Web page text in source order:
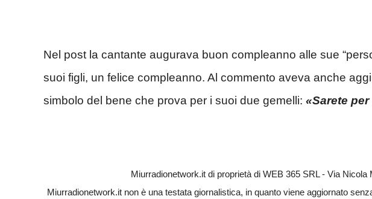
Nel post la cantante augurava buon compleanno alle sue
suoi figli, un felice compleanno. Al commento aveva anche
simbolo del bene che prova per i suoi due gemelli: «Sarete
Miurradionetwork.it di proprietà di WEB 365 SRL - Via
Miurradionetwork.it non è una testata giornalistica, in quanto viene aggiornato